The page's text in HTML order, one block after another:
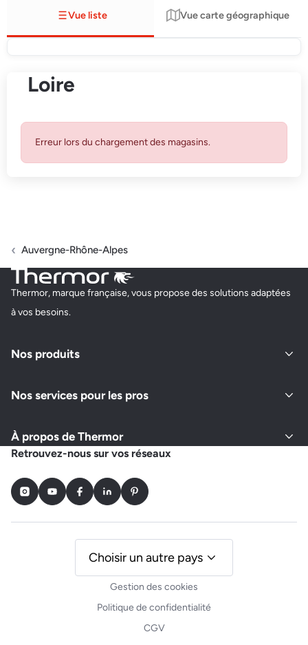
Vue liste Vue carte géographique
Loire
Erreur lors du chargement des magasins.
Auvergne-Rhône-Alpes
Thermor, marque française, vous propose des solutions adaptées
à vos besoins.
Nos produits
Nos services pour les pros
À propos de Thermor
Retrouvez-nous sur vos réseaux
InstagramYoutubeFacebookLinkedInPinterest
Gestion des cookies
Politique de confidentialité
CGV
Choisir un autre pays